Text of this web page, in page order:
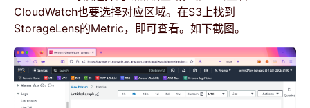
CloudWatch也要选择对应区域。在S3上找到
StorageLens的Metric，即可查看。如下截图。